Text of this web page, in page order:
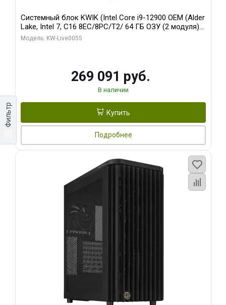
Фильтр
Системный блок KWIK (Intel Core i9-12900 OEM (Alder
Lake, Intel 7, C16 8EC/8PC/T2/ 64 ГБ ОЗУ (2 модуля)/
MSI RTX5080 SHADOW 3X OC 16GB GDDR7 256bit 3xDP
Модель: KW-Live0055
269 091 руб.
В наличии
Купить
Подробнее